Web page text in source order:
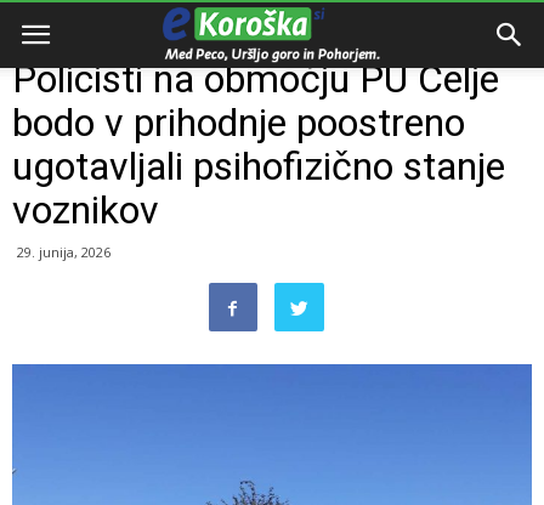
Domov
Policisti na območju PU Celje
bodo v prihodnje poostreno
ugotavljali psihofizično stanje
voznikov
29. junija, 2026